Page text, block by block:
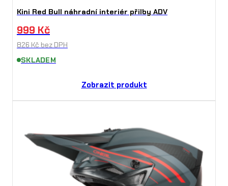
Kini Red Bull náhradní interiér přilby ADV
999 Kč
826 Kč bez DPH
SKLADEM
Zobrazit produkt